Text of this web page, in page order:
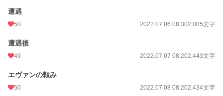
遭遇
50 2022.07.06 08:302,085文字
遭遇後
49 2022.07.07 08:202,443文字
エヴァンの頼み
50 2022.07.08 08:202,434文字